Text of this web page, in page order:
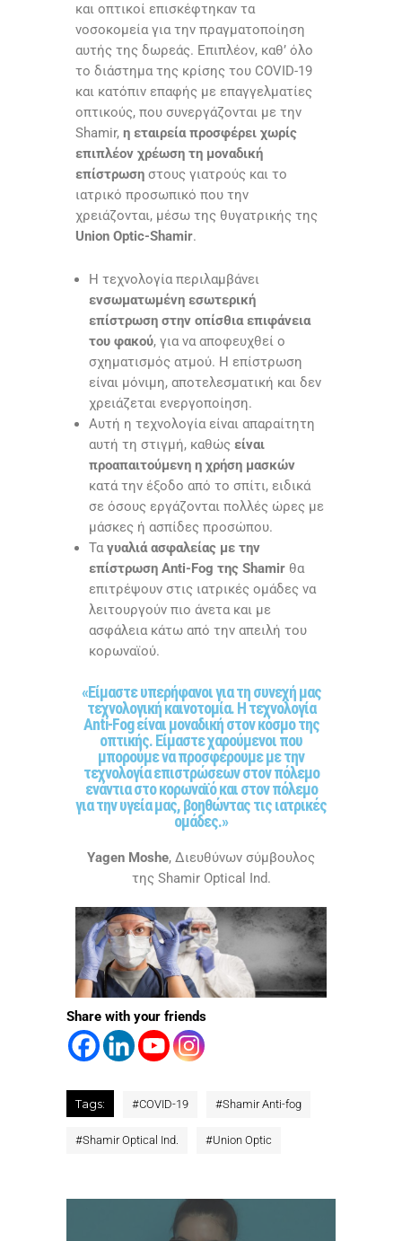
και οπτικοί επισκέφτηκαν τα
νοσοκομεία για την πραγματοποίηση
αυτής της δωρεάς. Επιπλέον, καθ’ όλο
το διάστημα της κρίσης του COVID-19
και κατόπιν επαφής με επαγγελματίες
οπτικούς, που συνεργάζονται με την
Shamir, η εταιρεία προσφέρει χωρίς
επιπλέον χρέωση τη μοναδική
επίστρωση στους γιατρούς και το
ιατρικό προσωπικό που την
χρειάζονται, μέσω της θυγατρικής της
Union Optic-Shamir.
Η τεχνολογία περιλαμβάνει
ενσωματωμένη εσωτερική
επίστρωση στην οπίσθια επιφάνεια
του φακού, για να αποφευχθεί ο
σχηματισμός ατμού. Η επίστρωση
είναι μόνιμη, αποτελεσματική και δεν
χρειάζεται ενεργοποίηση.
Αυτή η τεχνολογία είναι απαραίτητη
αυτή τη στιγμή, καθώς είναι
προαπαιτούμενη η χρήση μασκών
κατά την έξοδο από το σπίτι, ειδικά
σε όσους εργάζονται πολλές ώρες με
μάσκες ή ασπίδες προσώπου.
Ταγυαλιά ασφαλείας με την
επίστρωση Anti-Fog της Shamir θα
επιτρέψουν στις ιατρικές ομάδες να
λειτουργούν πιο άνετα και με
ασφάλεια κάτω από την απειλή του
κορωναϊού.
«Είμαστε υπερήφανοι για τη συνεχή μας
τεχνολογική καινοτομία. Η τεχνολογία
Anti-Fog είναι μοναδική στον κόσμο της
οπτικής. Είμαστε χαρούμενοι που
μπορούμε να προσφέρουμε με την
τεχνολογία επιστρώσεων στον πόλεμο
ενάντια στο κορωναϊό και στον πόλεμο
για την υγεία μας, βοηθώντας τις ιατρικές
ομάδες.»
Yagen Moshe, Διευθύνων σύμβουλος
της Shamir Optical Ind.
Share with your friends
Tags: #COVID-19 #Shamir Anti-fog
#Shamir Optical Ind. #Union Optic